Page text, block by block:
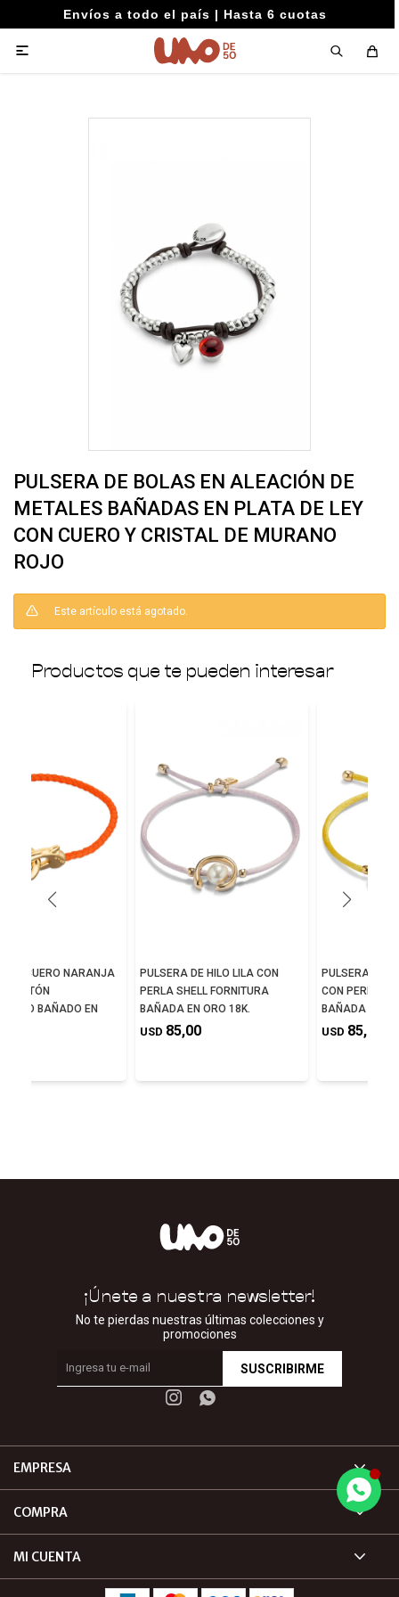
Envíos a todo el país | Hasta 6 cuotas

PULSERA DE BOLAS EN ALEACIÓN DE
METALES BAÑADAS EN PLATA DE LEY
CON CUERO Y CRISTAL DE MURANO
ROJO
Este artículo está agotado.
Productos que te pueden interesar
DE CUERO NARANJA
BAÑADO EN
PULSERA DE HILO LILA CON
PERLA SHELL FORNITURA
BAÑADA EN ORO 18K.
USD 85,00
PULSERA DE
CON PERLA
BAÑADA EN
USD 85,00
EMPRESA
COMPRA
MI CUENTA
¡Únete a nuestra newsletter!
No te pierdas nuestras últimas colecciones y
promociones
SUSCRIBIRME
 